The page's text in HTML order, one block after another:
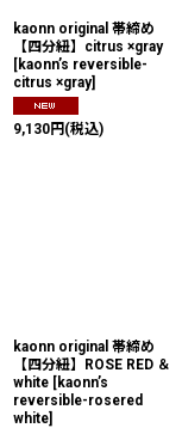
kaonn original 帯締め
【四分紐】citrus ×gray
[kaonn’s reversible-
citrus ×gray]
9,130円 (税込)
kaonn original 帯締め
【四分紐】ROSE RED ＆
white [kaonn’s
reversible-rosered
white]